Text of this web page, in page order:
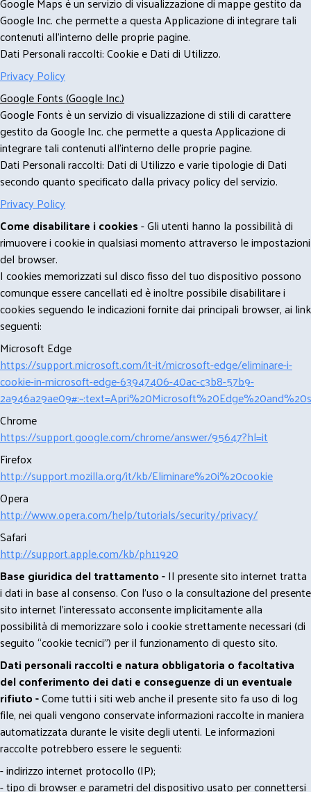
Google Inc. che permette a questa Applicazione di integrare tali
contenuti all'interno delle proprie pagine.
Dati Personali raccolti: Cookie e Dati di Utilizzo.
Privacy Policy
Google Fonts (Google Inc.)
Google Fonts è un servizio di visualizzazione di stili di carattere
gestito da Google Inc. che permette a questa Applicazione di
integrare tali contenuti all'interno delle proprie pagine.
Dati Personali raccolti: Dati di Utilizzo e varie tipologie di Dati
secondo quanto specificato dalla privacy policy del servizio.
Privacy Policy
Come disabilitare i cookies- Gli utenti hanno la possibilità di
rimuovere i cookie in qualsiasi momento attraverso le impostazioni
del browser.
I cookies memorizzati sul disco fisso del tuo dispositivo possono
comunque essere cancellati ed è inoltre possibile disabilitare i
cookies seguendo le indicazioni fornite dai principali browser, ai link
seguenti:
Microsoft Edge
https://support.microsoft.com/it-it/microsoft-edge/eliminare-i-
cookie-in-microsoft-edge-63947406-40ac-c3b8-57b9-
Chrome
https://support.google.com/chrome/answer/95647?hl=it
Firefox
http://support.mozilla.org/it/kb/Eliminare%20i%20cookie
Opera
http://www.opera.com/help/tutorials/security/privacy/
Safari
http://support.apple.com/kb/ph11920
Base giuridica del trattamento -Il presente sito internet tratta
i dati in base al consenso. Con l'uso o la consultazione del presente
sito internet l’interessato acconsente implicitamente alla
possibilità di memorizzare solo i cookie strettamente necessari (di
seguito “cookie tecnici”) per il funzionamento di questo sito.
Dati personali raccolti e natura obbligatoria o facoltativa
del conferimento dei dati e conseguenze di un eventuale
rifiuto -Come tutti i siti web anche il presente sito fa uso di log
file, nei quali vengono conservate informazioni raccolte in maniera
automatizzata durante le visite degli utenti. Le informazioni
raccolte potrebbero essere le seguenti:
- indirizzo internet protocollo (IP);
- tipo di browser e parametri del dispositivo usato per connettersi